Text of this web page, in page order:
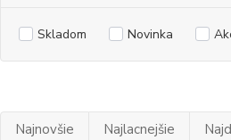
Skladom Novinka
Najnovšie Najlacnejšie